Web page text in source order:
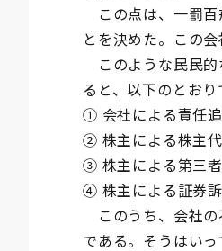
この点は、一罰百
とを決めた。この
このような民民的
ると、以下のとおり
① 会社による責任
② 株主による株主
③ 株主による第三
④ 株主による証券
このうち、会社
である。そうはい